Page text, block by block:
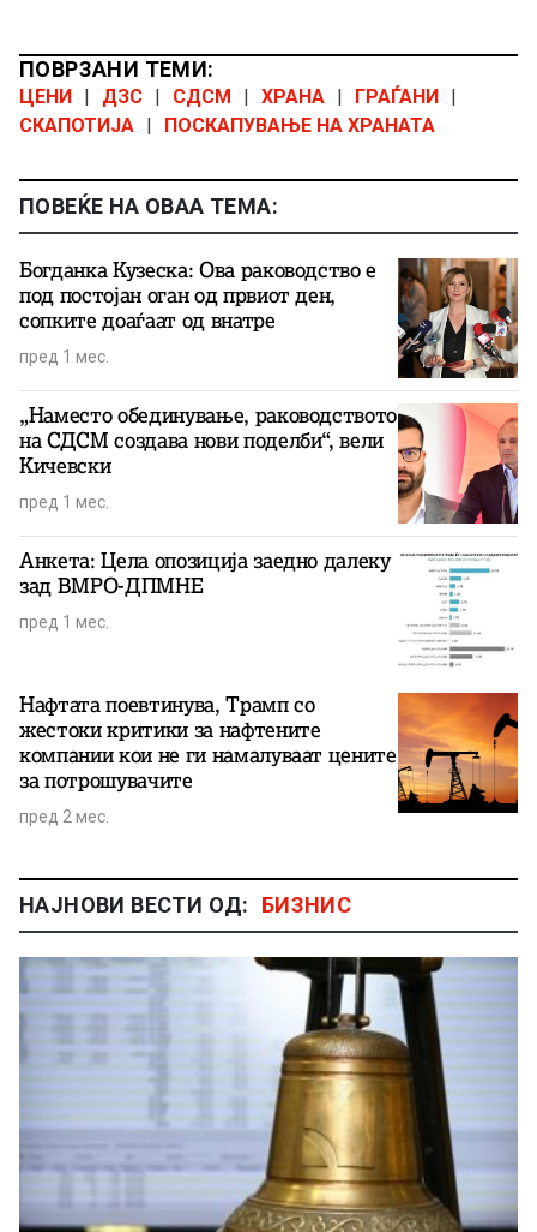
ПОВРЗАНИ ТЕМИ:
ЦЕНИ | ДЗС | СДСМ | ХРАНА | ГРАЃАНИ |
СКАПОТИЈА | ПОСКАПУВАЊЕ НА ХРАНАТА
ПОВЕЌЕ НА ОВАА ТЕМА:
Богданка Кузеска: Ова раководство е
под постојан оган од првиот ден,
сопките доаѓаат од внатре
пред 1 мес.
„Наместо обединување, раководството
на СДСМ создава нови поделби“, вели
Кичевски
пред 1 мес.
Анкета: Цела опозиција заедно далеку
зад ВМРО-ДПМНЕ
пред 1 мес.
Нафтата поевтинува, Трамп со
жестоки критики за нафтените
компании кои не ги намалуваат цените
за потрошувачите
пред 2 мес.
НАЈНОВИ ВЕСТИ ОД: БИЗНИС